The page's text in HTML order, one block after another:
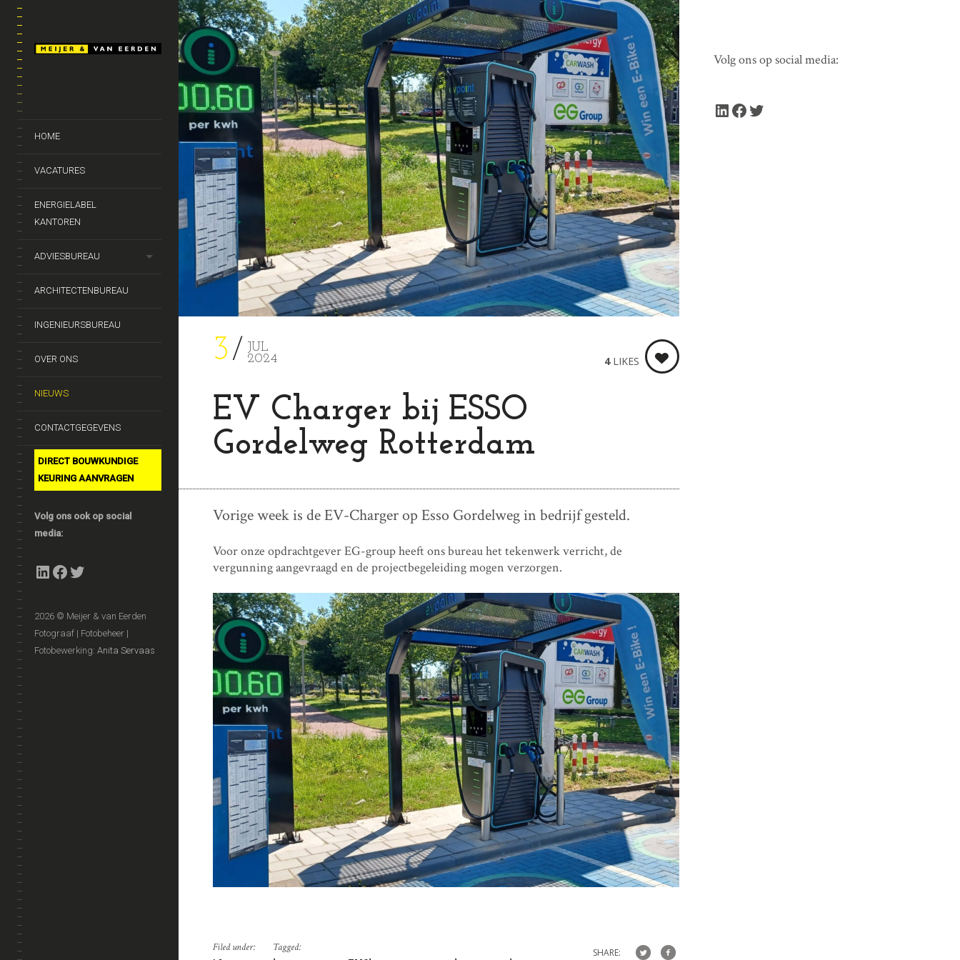
HOME
VACATURES
ENERGIELABEL
KANTOREN
ADVIESBUREAU
ARCHITECTENBUREAU
INGENIEURSBUREAU
OVER ONS
NIEUWS
CONTACTGEGEVENS
DIRECT BOUWKUNDIGE
KEURING AANVRAGEN
Volg ons ook op social
media:
LinkedIn
Facebook
2026 © Meijer & van Eerden
Fotograaf | Fotobeheer |
Fotobewerking: Anita Servaas
3
JUL
2024
EV Charger bij ESSO
Gordelweg Rotterdam
4LIKES
Vorige week is de EV-Charger op Esso Gordelweg in bedrijf gesteld.
Voor onze opdrachtgever EG-group heeft ons bureau het tekenwerk verricht, de
vergunning aangevraagd en de projectbegeleiding mogen verzorgen.
Filed under: Tagged: SHARE:
Volg ons op social media:
LinkedIn Facebook